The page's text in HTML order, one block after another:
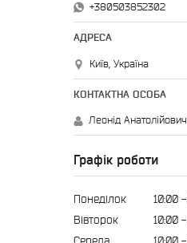
+380503852302
Київ, Україна
Леонід Анатолійович
Графік роботи
Понеділок 10:00
Вівторок
10:00